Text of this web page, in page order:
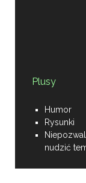
Plusy
Humor
Rysunki
nudzić